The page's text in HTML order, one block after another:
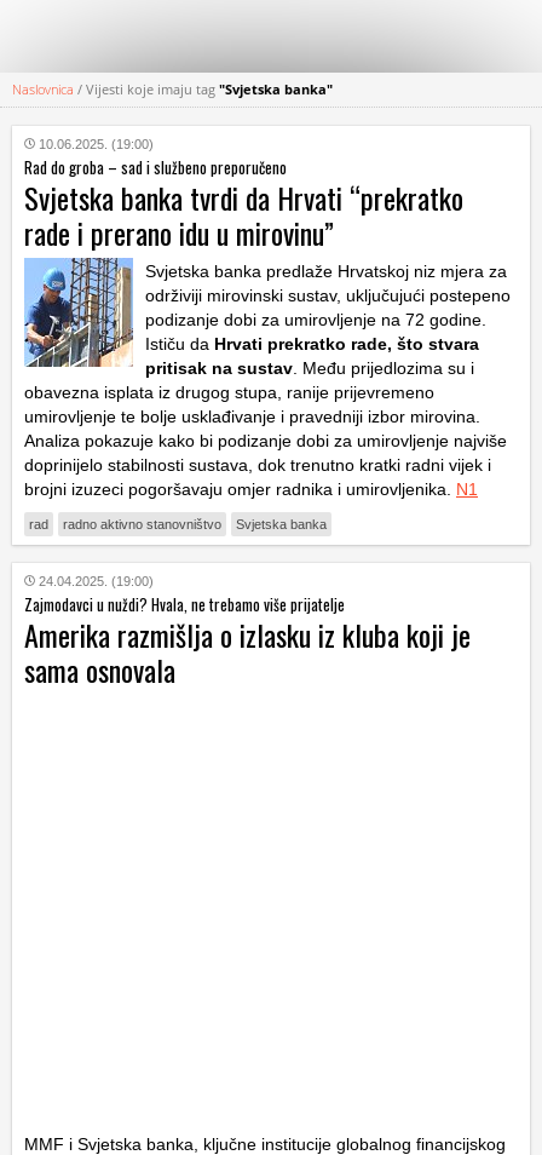
KATEGORIJE
HRVATSKI
WEB
Naslovnica / Vijesti koje imaju tag "Svjetska banka"
10.06.2025. (19:00)
Rad do groba – sad i službeno preporučeno
Svjetska banka tvrdi da Hrvati “prekratko
rade i prerano idu u mirovinu”
Svjetska banka predlaže Hrvatskoj niz mjera za
održiviji mirovinski sustav, uključujući postepeno
podizanje dobi za umirovljenje na 72 godine.
Ističu da Hrvati prekratko rade, što stvara
pritisak na sustav . Među prijedlozima su i
obavezna isplata iz drugog stupa, ranije prijevremeno
umirovljenje te bolje usklađivanje i pravedniji izbor mirovina.
Analiza pokazuje kako bi podizanje dobi za umirovljenje najviše
doprinijelo stabilnosti sustava, dok trenutno kratki radni vijek i
brojni izuzeci pogoršavaju omjer radnika i umirovljenika. N1
rad radno aktivno stanovništvo Svjetska banka
24.04.2025. (19:00)
Zajmodavci u nuždi? Hvala, ne trebamo više prijatelje
Amerika razmišlja o izlasku iz kluba koji je
sama osnovala
MMF i Svjetska banka, ključne institucije globalnog financijskog